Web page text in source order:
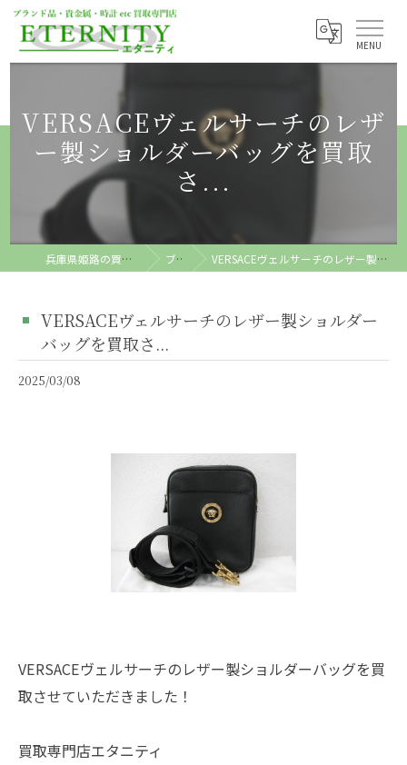
VERSACEヴェルサーチのレザ
ー製ショルダーバッグを買取
さ...
兵庫県姫路の買取ならETERNITY ブログ VERSACEヴェルサーチのレザー製ショルダーバッグを買取さ...
VERSACEヴェルサーチのレザー製ショルダー
バッグを買取さ...
2025/03/08
VERSACEヴェルサーチのレザー製ショルダーバッグを買
取させていただきました！
買取専門店エタニティ